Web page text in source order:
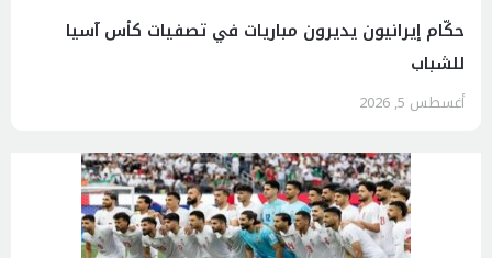
حكّام إيرانيون يديرون مباريات في تصفيات كأس آسيا
للشباب
أغسطس 5, 2026